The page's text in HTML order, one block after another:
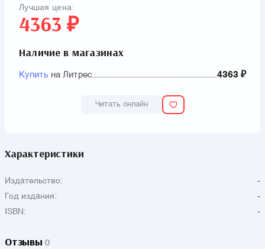
Лучшая цена:
4363 ₽
Наличие в магазинах
Купить на Литрес 4363 ₽
Читать онлайн
Характеристики
Издательство:
-
Год издания:
-
ISBN:
-
Отзывы 0